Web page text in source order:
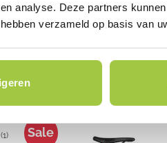
analyse. Deze partners
verzameld op basis van
(4)
(1)
Riese & Müller SWING4
€ 4.485,00 Oorspronkelijke
was:
€4.485,00.
€3.599,00
is:
Sale